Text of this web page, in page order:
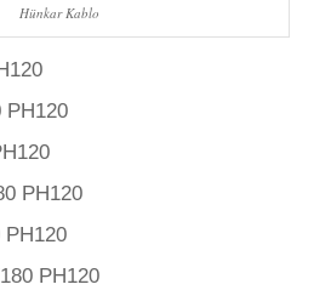
Hünkar Kablo
PH120
PH120
PH120